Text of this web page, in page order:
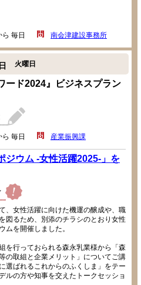
毎日 南会津建設事務所
日 火曜日
ード2024』ビジネスプラン
毎日 産業振興課
ジウム -女性活躍2025-」を
、女性活躍に向けた機運の醸成や、職
図るため、別添のチラシのとおり女性
ムを開催しました。
を行っておられる森永乳業様から「森
の取組と企業メリット」についてご講
選ばれるこれからのふくしま」をテー
ルの方や知事を交えたトークセッショ